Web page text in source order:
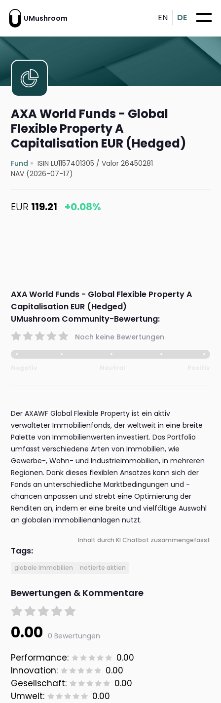
UMushroom EN DE
AXA World Funds - Global
Flexible Property A
Capitalisation EUR (Hedged)
Fund ISIN LU1157401305 /Valor 26450281
NAV (2026-07-17)
EUR 119.21 +0.08%
AXA World Funds - Global Flexible Property A
Capitalisation EUR (Hedged)
UMushroom Community-Bewertung:
Noch keine Bewertungen
Der AXAWF Global Flexible Property ist ein aktiv
verwalteter Immobilienfonds, der weltweit in eine breite
Palette von Immobilienwerten investiert. Das Portfolio
umfasst verschiedene Arten von Immobilien, wie
Gewerbe-, Wohn- und Industrieimmobilien, in mehreren
Regionen. Dank dieses flexiblen Ansatzes kann sich der
Fonds an unterschiedliche Marktbedingungen und -
chancen anpassen und strebt eine Optimierung der
Renditen an, indem er eine breite und vielfältige Auswahl
an globalen Immobilienanlagen nutzt.
Inhalt durch KI Chatbot zusammengefasst
Tags:
globale immobilien notierte aktien
Bewertungen & Kommentare
0.00 0 Bewertungen
Performance:
0.00
Innovation:
0.00
Gesellschaft:
0.00
Umwelt:
0.00